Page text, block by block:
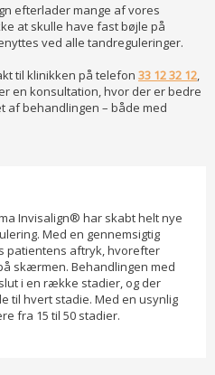
efterlader mange af vores
at skulle have fast bøjle på
ved alle tandreguleringer.​
til klinikken på telefon 33 12 32 12,
en konsultation, hvor der er bedre
af behandlingen – både med
Invisalign® har skabt helt nye
Med en gennemsigtig
patientens aftryk, hvorefter
skærmen. Behandlingen med
i en række stadier, og der
til hvert stadie. Med en usynlig
fra 15 til 50 stadier.